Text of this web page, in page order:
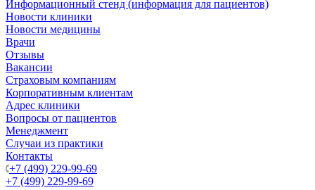
Информационный стенд (информация для пациентов)
Новости клиники
Новости медицины
Врачи
Отзывы
Вакансии
Страховым компаниям
Корпоративным клиентам
Адрес клиники
Вопросы от пациентов
Менеджмент
Случаи из практики
Контакты
+7 (499) 229-99-69
+7 (499) 229-99-69